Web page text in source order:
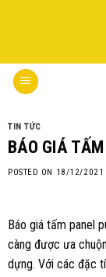
TIN TỨC
BÁO GIÁ
POSTED ON 18/12/2021
Báo giá tấm panel
càng được ưa
dựng. Với các đặc